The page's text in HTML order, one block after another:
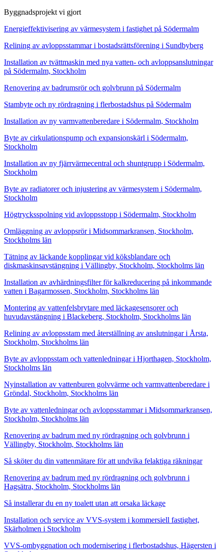
Byggnadsprojekt vi gjort
Energieffektivisering av värmesystem i fastighet på Södermalm
Relining av avloppsstammar i bostadsrättsförening i Sundbyberg
Installation av tvättmaskin med nya vatten- och avloppsanslutningar
på Södermalm, Stockholm
Renovering av badrumsrör och golvbrunn på Södermalm
Stambyte och ny rördragning i flerbostadshus på Södermalm
Installation av ny varmvattenberedare i Södermalm, Stockholm
Byte av cirkulationspump och expansionskärl i Södermalm,
Stockholm
Installation av ny fjärrvärmecentral och shuntgrupp i Södermalm,
Stockholm
Byte av radiatorer och injustering av värmesystem i Södermalm,
Stockholm
Högtrycksspolning vid avloppsstopp i Södermalm, Stockholm
Omläggning av avloppsrör i Midsommarkransen, Stockholm,
Stockholms län
Tätning av läckande kopplingar vid köksblandare och
diskmaskinsavstängning i Vällingby, Stockholm, Stockholms län
Installation av avhärdningsfilter för kalkreducering på inkommande
vatten i Bagarmossen, Stockholm, Stockholms län
Montering av vattenfelsbrytare med läckagesensorer och
huvudavstängning i Blackeberg, Stockholm, Stockholms län
Relining av avloppsstam med återställning av anslutningar i Årsta,
Stockholm, Stockholms län
Byte av avloppsstam och vattenledningar i Hjorthagen, Stockholm,
Stockholms län
Nyinstallation av vattenburen golvvärme och varmvattenberedare i
Gröndal, Stockholm, Stockholms län
Byte av vattenledningar och avloppsstammar i Midsommarkransen,
Stockholm, Stockholms län
Renovering av badrum med ny rördragning och golvbrunn i
Vällingby, Stockholm, Stockholms län
Så sköter du din vattenmätare för att undvika felaktiga räkningar
Renovering av badrum med ny rördragning och golvbrunn i
Hagsätra, Stockholm, Stockholms län
Så installerar du en ny toalett utan att orsaka läckage
Installation och service av VVS-system i kommersiell fastighet,
Skärholmen i Stockholm
VVS-ombyggnation och modernisering i flerbostadshus, Hägersten i